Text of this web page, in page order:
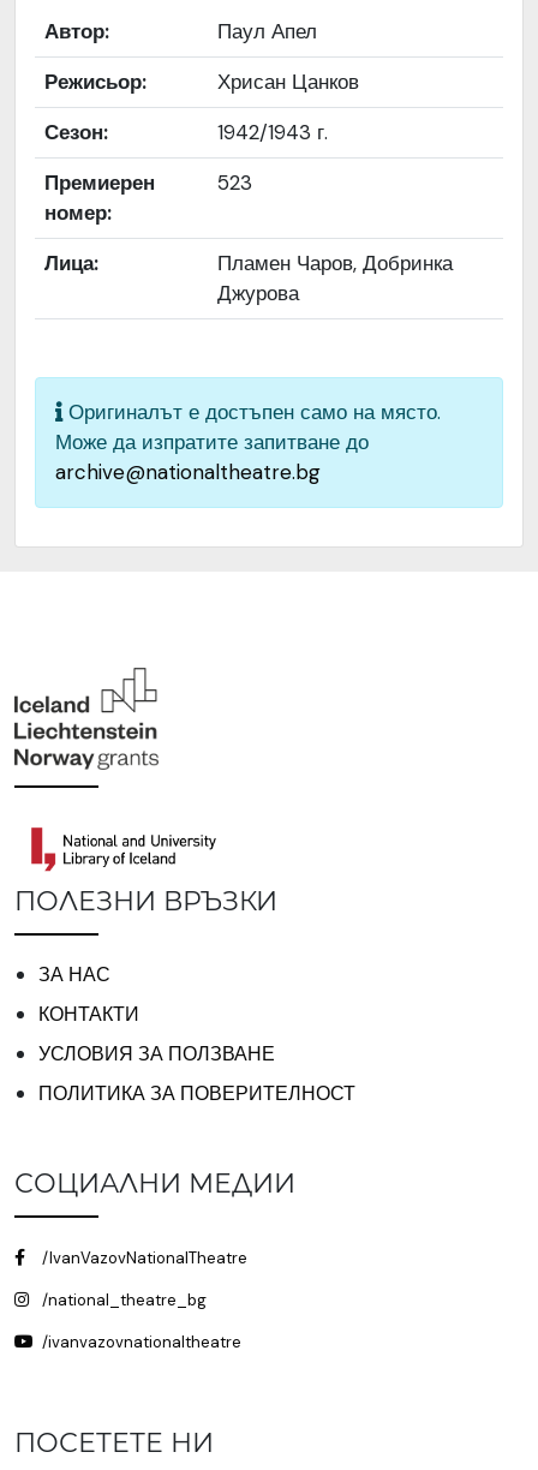
Права за
ползване
Да се цитира източник:
„Художествен архив НТ
„Иван Вазов“
Предоставяща
страна
България
Качество на
Средно
Автор:
Паул Апел
Режисьор:
Хрисан Цанков
Сезон:
1942/1943 г.
Премиерен
номер:
523
Лица:
Пламен Чаров, Добринка
Джурова
Оригиналът е достъпен само на място.
Може да изпратите запитване до
archive@nationaltheatre.bg
ПОЛЕЗНИ ВРЪЗКИ
ЗА НАС
КОНТАКТИ
УСЛОВИЯ ЗА ПОЛЗВАНЕ
ПОЛИТИКА ЗА ПОВЕРИТЕЛНОСТ
СОЦИАЛНИ МЕДИИ
/IvanVazovNationalTheatre
/national_theatre_bg
/ivanvazovnationaltheatre
ПОСЕТЕТЕ НИ